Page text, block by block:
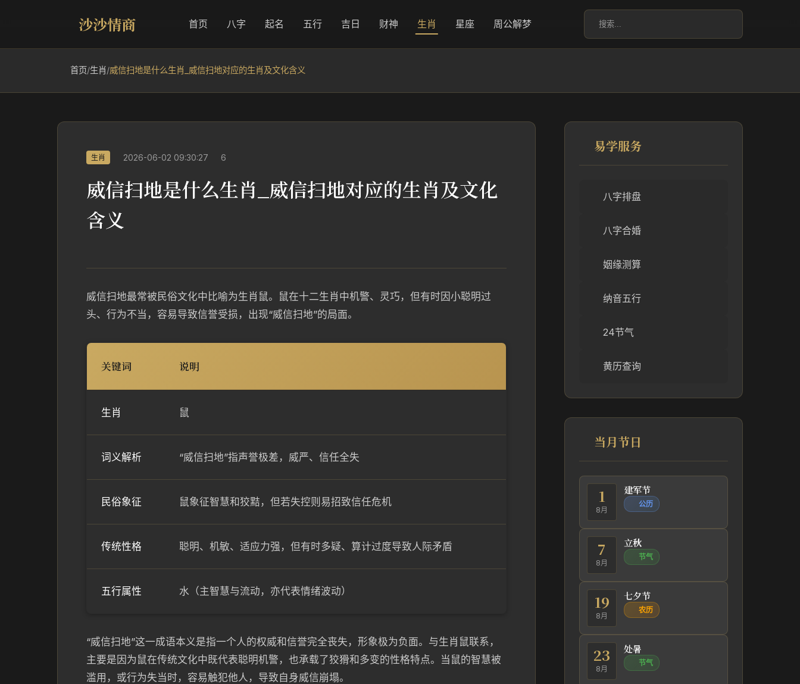
沙沙情商 首页 八字 起名 五行 吉日 财神 生肖 星座 周公解梦
首页/生肖/威信扫地是什么生肖_威信扫地对应的生肖及文化含义
生肖 2026-06-02 09:30:27 6
威信扫地是什么生肖_威信扫地对应的生肖及文化
含义
威信扫地最常被民俗文化中比喻为生肖鼠。鼠在十二生肖中机警、灵巧，但有时因小聪明过
头、行为不当，容易导致信誉受损，出现“威信扫地”的局面。
关键词 说明
生肖 鼠
词义解析 “威信扫地”指声誉极差，威严、信任全失
民俗象征 鼠象征智慧和狡黠，但若失控则易招致信任危机
传统性格 聪明、机敏、适应力强，但有时多疑、算计过度导致人际矛盾
五行属性 水（主智慧与流动，亦代表情绪波动）
“威信扫地”这一成语本义是指一个人的权威和信誉完全丧失，形象极为负面。与生肖鼠联系，
主要是因为鼠在传统文化中既代表聪明机警，也承载了狡猾和多变的性格特点。当鼠的智慧被
滥用，或行为失当时，容易触犯他人，导致自身威信崩塌。
易学服务
八字排盘
八字合婚
姻缘测算
纳音五行
24节气
黄历查询
当月节日
1
8月
建军节
公历
7
8月
立秋
节气
19
8月
七夕节
农历
23
8月
处暑
节气